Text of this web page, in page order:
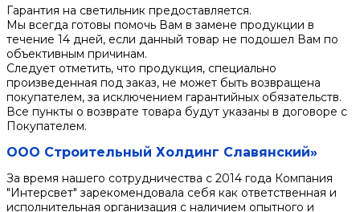
Гарантия на светильник предоставляется.
Мы всегда готовы помочь Вам в замене продукции в
течение 14 дней, если данный товар не подошел Вам по
объективным причинам.
Следует отметить, что продукция, специально
произведенная под заказ, не может быть возвращена
покупателем, за исключением гарантийных обязательств.
Все пункты о возврате товара будут указаны в договоре с
Покупателем.
ООО Строительный Холдинг Славянский»
За время нашего сотрудничества с 2014 года Компания
"Интерсвет" зарекомендовала себя как ответственная и
исполнительная организация с наличием опытного и